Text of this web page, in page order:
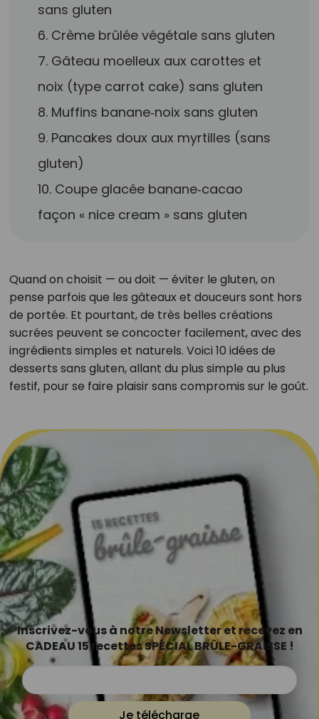
sans gluten
6. Crème brûlée végétale sans gluten
7. Gâteau moelleux aux carottes et
noix (type carrot cake) sans gluten
8. Muffins banane‑noix sans gluten
9. Pancakes doux aux myrtilles (sans
gluten)
10. Coupe glacée banane‑cacao
façon « nice cream » sans gluten
Quand on choisit — ou doit — éviter le gluten, on
pense parfois que les gâteaux et douceurs sont hors
de portée. Et pourtant, de très belles créations
sucrées peuvent se concocter facilement, avec des
ingrédients simples et naturels. Voici 10 idées de
desserts sans gluten, allant du plus simple au plus
festif, pour se faire plaisir sans compromis sur le goût.
Inscrivez-vous à notre Newsletter et recevez en
CADEAU 15 recettes SPÉCIAL BRÛLE-GRAISSE !
Je télécharge